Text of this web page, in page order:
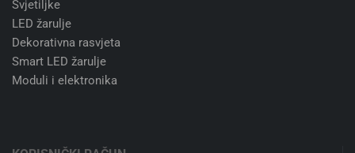
PRAVNE NAPOMENE
Uvjeti poslovanja
Registracija poduzeća